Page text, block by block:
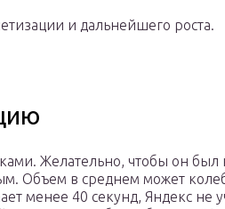
и дальнейшего роста.
Желательно, чтобы он был
Объем в среднем может
менее 40 секунд, Яндекс не